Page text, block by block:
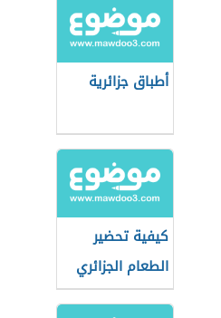
أطباق جزائرية
كيفية تحضير
الطعام الجزائري